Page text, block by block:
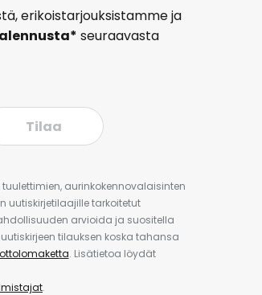
erikoistarjouksistamme ja
alennusta* seuraavasta
Tilaa
aurinkokennovalaisinten
uutiskirjetilaajille tarkoitetut
arvioida ja suositella
tilauksen koska tahansa
. Lisätietoa löydät
.